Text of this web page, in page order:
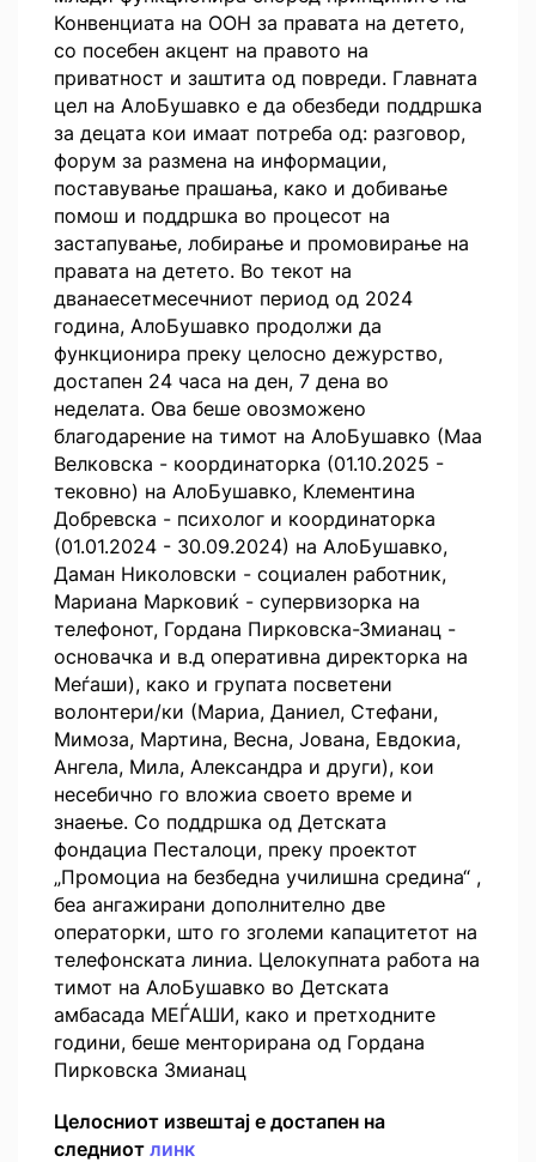
Конвенциата на ООН за правата на детето,
со посебен акцент на правото на
приватност и заштита од повреди. Главната
цел на АлоБушавко е да обезбеди поддршка
за децата кои имаат потреба од: разговор,
форум за размена на информации,
поставување прашања, како и добивање
помош и поддршка во процесот на
застапување, лобирање и промовирање на
правата на детето. Во текот на
дванаесетмесечниот период од 2024
година, АлоБушавко продолжи да
функционира преку целосно дежурство,
достапен 24 часа на ден, 7 дена во
неделата. Ова беше овозможено
благодарение на тимот на АлоБушавко (Маа
Велковска - координаторка (01.10.2025 -
тековно) на АлоБушавко, Клементина
Добревска - психолог и координаторка
(01.01.2024 - 30.09.2024) на АлоБушавко,
Даман Николовски - социален работник,
Мариана Марковиќ - супервизорка на
телефонот, Гордана Пирковска-Змианац -
основачка и в.д оперативна директорка на
Меѓаши), како и групата посветени
волонтери/ки (Мариа, Даниел, Стефани,
Мимоза, Мартина, Весна, Јована, Евдокиа,
Ангела, Мила, Александра и други), кои
несебично го вложиа своето време и
знаење. Со поддршка од Детската
фондациа Песталоци, преку проектот
„Промоциа на безбедна училишна средина“ ,
беа ангажирани дополнително две
операторки, што го зголеми капацитетот на
телефонската линиа. Целокупната работа на
тимот на АлоБушавко во Детската
амбасада МЕЃАШИ, како и претходните
години, беше менторирана од Гордана
Пирковска Змианац
Целосниот извештај е достапен на
следниот линк